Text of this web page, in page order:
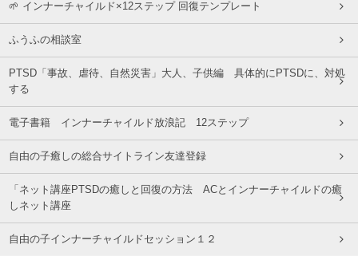
🌱 インナーチャイルド×12ステップ 回復テンプレート
ふうふの相談室
PTSD「事故、虐待、自然災害」大人、子供編 具体的にPTSDに、対処
する
電子書籍 インナーチャイルド放浪記 12ステップ
自由の子癒しの総合サイトライン友達登録
「ネット講座PTSDの癒しと回復の方法 ACとインナーチャイルドの癒
しネット講座
自由の子インナーチャイルドセッション１２